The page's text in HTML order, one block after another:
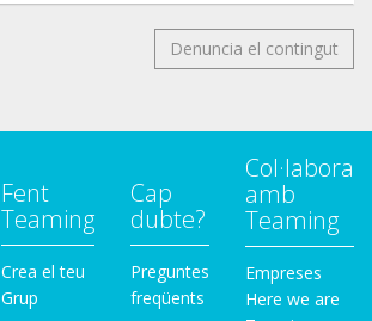
Denuncia el contingut
Fent
Teaming
Crea el teu
Grup
Cap
dubte?
Preguntes
freqüents
Col·labora
amb
Teaming
Empreses
Here we are